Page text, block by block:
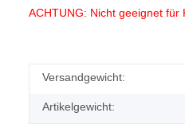
ACHTUNG: Nicht geeignet für
Versandgewicht:
Artikelgewicht: